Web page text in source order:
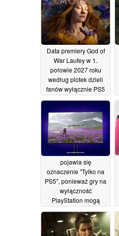
Data premiery God of
War Laufey w 1.
połowie 2027 roku
według plotek dzieli
fanów wyłącznie PS5
05/06/2026
pojawia się
oznaczenie "Tylko na
PS5", ponieważ gry na
wyłączność
PlayStation mogą
02/06/2026